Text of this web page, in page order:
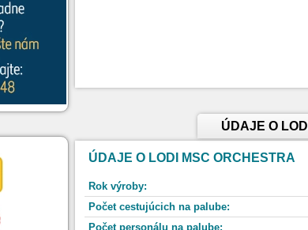
ÚDAJE O LODI
ÚDAJE O LODI MSC ORCHESTRA
Rok výroby:
Počet cestujúcich na palube:
Počet personálu na palube: